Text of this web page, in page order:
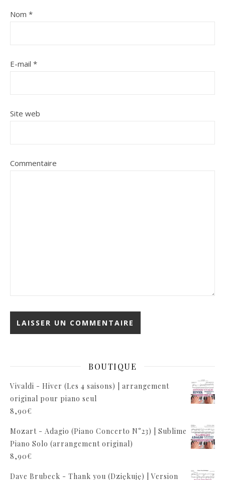
Nom *
E-mail *
Site web
Commentaire
BOUTIQUE
Vivaldi - Hiver (Les 4 saisons) | arrangement
original pour piano seul
8,90€
Mozart - Adagio (Piano Concerto N°23) | Sublime
Piano Solo (arrangement original)
8,90€
Dave Brubeck - Thank you (Dziękuję) | Version